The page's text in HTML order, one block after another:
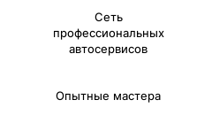
Сеть
профессиональных
автосервисов
Опытные мастера